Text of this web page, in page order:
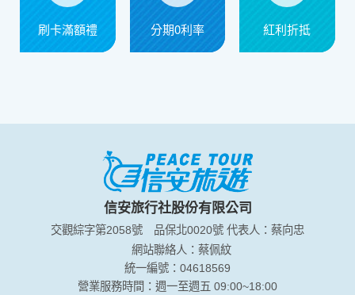
刷卡滿額禮 分期0利率 紅利折抵
信安旅行社股份有限公司
交觀綜字第2058號 品保北0020號 代表人：蔡向忠
網站聯絡人：蔡佩紋
統一編號：04618569
營業服務時間：週一至週五 09:00~18:00